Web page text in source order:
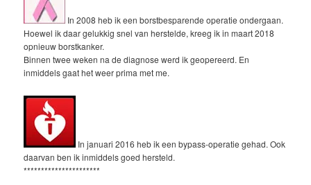
In 2008 heb ik een borstbesparende operatie ondergaan.
Hoewel ik daar gelukkig snel van herstelde, kreeg ik in maart 2018
opnieuw borstkanker.
Binnen twee weken na de diagnose werd ik geopereerd. En
inmiddels gaat het weer prima met me.
In januari 2016 heb ik een bypass-operatie gehad. Ook
daarvan ben ik inmiddels goed hersteld.
**********************